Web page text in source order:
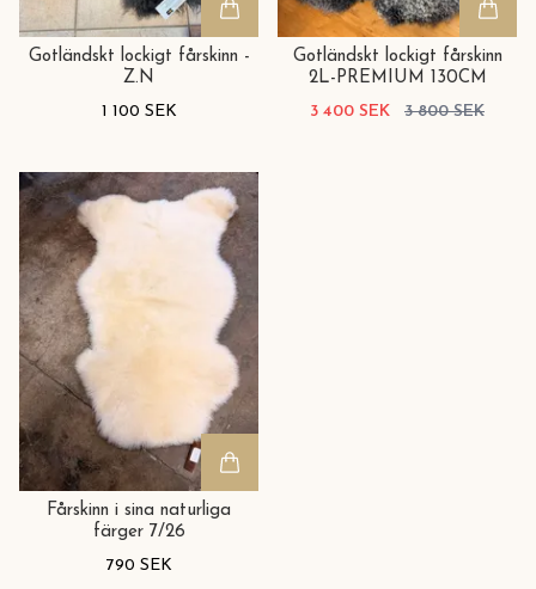
Gotländskt lockigt fårskinn -
Z.N
1 100 SEK
Gotländskt lockigt fårskinn
2L-PREMIUM 130CM
3 400 SEK
3 800 SEK
Fårskinn i sina naturliga
färger 7/26
790 SEK